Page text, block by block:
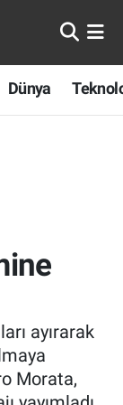
Dünya
ayırarak
Morata,